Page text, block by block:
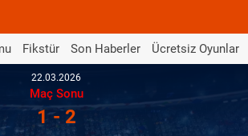
Fikstür Son Haberler Ücretsiz Oyunlar
22.03.2026
Maç Sonu
1 - 2